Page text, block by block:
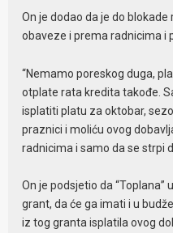
On je dodao da je do blokade
obaveze i prema radnicima i
“Nemamo poreskog duga,
otplate rata kredita takođe.
isplatiti platu za oktobar,
praznici i moliću ovog
radnicima i samo da se strpi
On je podsjetio da
grant, da će ga imati i u
iz tog granta isplatila ovog